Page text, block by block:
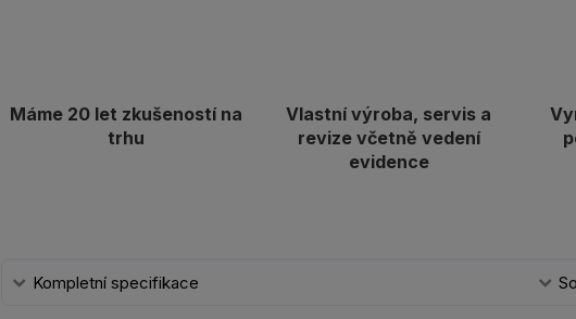
Máme 20 let zkušeností na
trhu
Vlastní výroba, servis a
revize včetně vedení
evidence
Kompletní specifikace